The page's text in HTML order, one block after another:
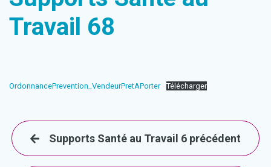
Travail 68
OrdonnancePrevention_VendeurPretAPorter Télécharger
Supports Santé au Travail 6 précédent